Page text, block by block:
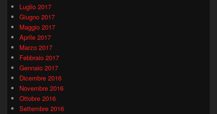
Luglio 2017
Giugno 2017
Maggio 2017
Aprile 2017
Marzo 2017
Febbraio 2017
Gennaio 2017
Dicembre 2016
Novembre 2016
Ottobre 2016
Settembre 2016